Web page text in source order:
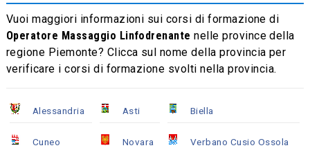
Vuoi maggiori informazioni sui corsi di formazione di
Operatore Massaggio Linfodrenante nelle province della
regione Piemonte? Clicca sul nome della provincia per
verificare i corsi di formazione svolti nella provincia.
Alessandria Asti Biella
Cuneo Novara Verbano Cusio Ossola